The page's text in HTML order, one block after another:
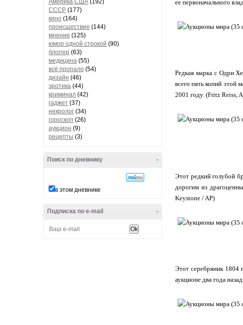
Америка,США (192)
СССР (177)
кино (164)
происшествие (144)
мнение (125)
юмор одной строкой (90)
блоггер (63)
медицина (55)
всё пропало (54)
дизайн (46)
эротика (44)
криминал (42)
гаджет (37)
некролог (34)
гороскоп (26)
аукцион (9)
рецепты (3)
-
Поиск по дневнику
в этом дневнике
-
Подписка по e-mail
ее первоначального
Редкая марка с Одри
всего пять копий этой
2001 году. (Fritz Reiss,
Этот редкий голубой
дорогим из
Keystone / AP)
Этот серебряник 1804
аукционе два года